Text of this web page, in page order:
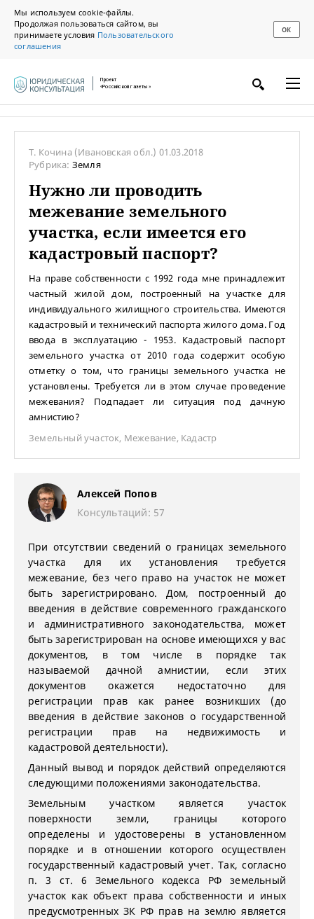
Мы используем cookie-файлы.
Продолжая пользоваться сайтом, вы
принимаете условия Пользовательского
соглашения
ОК
Проект
«Российской газеты»
Т. Кочина (Ивановская обл.) 01.03.2018
Рубрика: Земля
Нужно ли проводить
межевание земельного
участка, если имеется его
кадастровый паспорт?
На праве собственности с 1992 года мне принадлежит
частный жилой дом, построенный на участке для
индивидуального жилищного строительства. Имеются
кадастровый и технический паспорта жилого дома. Год
ввода в эксплуатацию - 1953. Кадастровый паспорт
земельного участка от 2010 года содержит особую
отметку о том, что границы земельного участка не
установлены. Требуется ли в этом случае проведение
межевания? Подпадает ли ситуация под дачную
амнистию?
Земельный участок, Межевание, Кадастр
Алексей Попов
Консультаций: 57
При отсутствии сведений о границах земельного
участка для их установления требуется
межевание, без чего право на участок не может
быть зарегистрировано. Дом, построенный до
введения в действие современного гражданского
и административного законодательства, может
быть зарегистрирован на основе имеющихся у вас
документов, в том числе в порядке так
называемой дачной амнистии, если этих
документов окажется недостаточно для
регистрации прав как ранее возникших (до
введения в действие законов о государственной
регистрации прав на недвижимость и
кадастровой деятельности).
Данный вывод и порядок действий определяются
следующими положениями законодательства.
Земельным участком является участок
поверхности земли, границы которого
определены и удостоверены в установленном
порядке и в отношении которого осуществлен
государственный кадастровый учет. Так, согласно
п. 3 ст. 6 Земельного кодекса РФ земельный
участок как объект права собственности и иных
предусмотренных ЗК РФ прав на землю является